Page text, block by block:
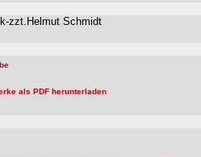
zzt.Helmut Schmidt
als PDF herunterladen